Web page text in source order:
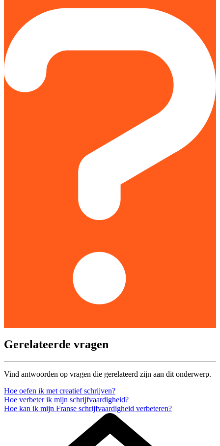
Gerelateerde vragen
Vind antwoorden op vragen die gerelateerd zijn aan dit onderwerp.
Hoe oefen ik met creatief schrijven?
Hoe verbeter ik mijn schrijfvaardigheid?
Hoe kan ik mijn Franse schrijfvaardigheid verbeteren?